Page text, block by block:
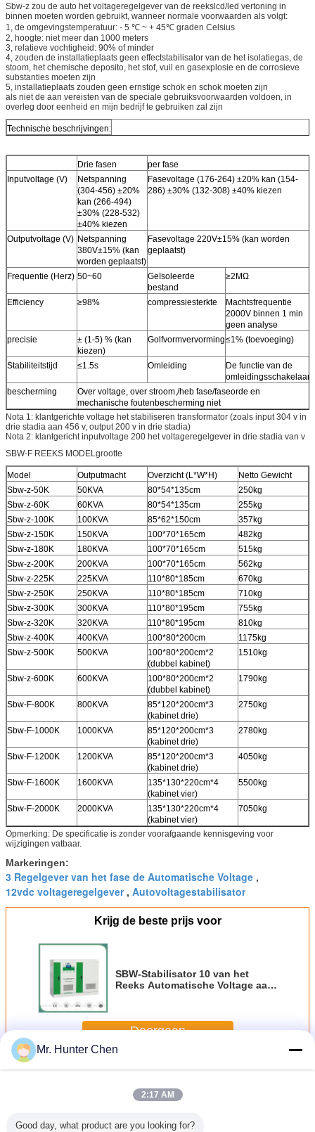
Sbw-z zou de auto het voltageregelgever van de reekslcd/led vertoning in
binnen moeten worden gebruikt, wanneer normale voorwaarden als volgt:
1, de omgevingstemperatuur: - 5 ℃ ~ + 45℃ graden Celsius
2, hoogte: niet meer dan 1000 meters
3, relatieve vochtigheid: 90% of minder
4, zouden de installatieplaats geen effectstabilisator van de het isolatiegas, de
stoom, het chemische deposito, het stof, vuil en gasexplosie en de corrosieve
substanties moeten zijn
5, installatieplaats zouden geen ernstige schok en schok moeten zijn
als niet de aan vereisten van de speciale gebruiksvoorwaarden voldoen, in
overleg door eenheid en mijn bedrijf te gebruiken zal zijn
Technische beschrijvingen:
Drie fasen
per fase
Inputvoltage (V)
Netspanning
(304-456) ±20%
kan (266-494)
±30% (228-532)
±40% kiezen
Fasevoltage (176-264) ±20% kan (154-
286) ±30% (132-308) ±40% kiezen
Outputvoltage (V) Netspanning
380V±15% (kan
worden geplaatst)
Fasevoltage 220V±15% (kan worden
geplaatst)
Frequentie (Herz) 50~60
Geïsoleerde
bestand
≥2MΩ
Efficiency ≥98% compressiesterkte
Machtsfrequentie
2000V binnen 1 min
geen analyse
precisie
± (1-5) % (kan
kiezen)
Golfvormvervorming≤1% (toevoeging)
Stabiliteitstijd ≤1.5s Omleiding
De functie van de
omleidingsschakelaar
bescherming
Over voltage, over stroom,/heb fase/faseorde en
mechanische foutenbescherming niet
Nota 1: klantgerichte voltage het stabiliseren transformator (zoals input 304 v in
drie stadia aan 456 v, output 200 v in drie stadia)
Nota 2: klantgericht inputvoltage 200 het voltageregelgever in drie stadia van v
SBW-F REEKS MODELgrootte
Model Outputmacht Overzicht (L*W*H)
Netto Gewicht
Sbw-z-50K
50KVA 80*54*135cm
250kg
Sbw-z-60K
60KVA 80*54*135cm
255kg
Sbw-z-100K
100KVA 85*62*150cm
357kg
Sbw-z-150K
150KVA 100*70*165cm
482kg
Sbw-z-180K
180KVA 100*70*165cm
515kg
Sbw-z-200K
200KVA 100*70*165cm
562kg
Sbw-z-225K
225KVA 110*80*185cm
670kg
Sbw-z-250K
250KVA 110*80*185cm
710kg
Sbw-z-300K
300KVA 110*80*195cm
755kg
Sbw-z-320K
320KVA 110*80*195cm
810kg
Sbw-z-400K
400KVA 100*80*200cm
1175kg
Sbw-z-500K
500KVA
100*80*200cm*2
(dubbel kabinet)
1510kg
Sbw-z-600K 600KVA
100*80*200cm*2
(dubbel kabinet)
1790kg
Sbw-F-800K 800KVA
85*120*200cm*3
(kabinet drie)
2750kg
Sbw-F-1000K 1000KVA
85*120*200cm*3
(kabinet drie)
2780kg
Sbw-F-1200K 1200KVA
85*120*200cm*3
(kabinet drie)
4050kg
Sbw-F-1600K 1600KVA
135*130*220cm*4
(kabinet vier)
5500kg
Sbw-F-2000K 2000KVA
135*130*220cm*4
(kabinet vier)
7050kg
Opmerking: De specificatie is zonder voorafgaande kennisgeving voor
wijzigingen vatbaar.
Markeringen:
3 Regelgever van het fase de Automatische Voltage ,
12vdc voltageregelgever, Autovoltagestabilisator
Krijg de beste prijs voor
SBW-Stabilisator 10 van het
Reeks Automatische Voltage aan
Doorgaan
MeerAutomatische voltagestabilisator
Mr. Hunter Chen
2:17 AM
Good day, what product are you looking for?